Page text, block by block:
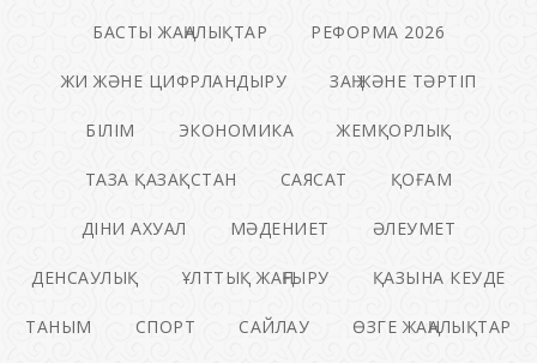
БАСТЫ ЖАҢАЛЫҚТАР РЕФОРМА 2026
ЖИ ЖӘНЕ ЦИФРЛАНДЫРУ ЗАҢ ЖӘНЕ ТӘРТІП
БІЛІМ ЭКОНОМИКА ЖЕМҚОРЛЫҚ
ТАЗА ҚАЗАҚСТАН САЯСАТ ҚОҒАМ
ДІНИ АХУАЛ МӘДЕНИЕТ ӘЛЕУМЕТ
ДЕНСАУЛЫҚ ҰЛТТЫҚ ЖАҢҒЫРУ ҚАЗЫНА КЕУДЕ
ТАНЫМ СПОРТ САЙЛАУ ӨЗГЕ ЖАҢАЛЫҚТАР